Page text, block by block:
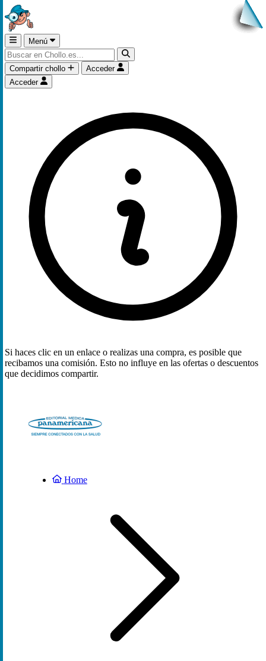
Menú
Compartir chollo
Acceder
Acceder
Si haces clic en un enlace o realizas una compra, es posible que
recibamos una comisión. Esto no influye en las ofertas o descuentos
que decidimos compartir.
Home